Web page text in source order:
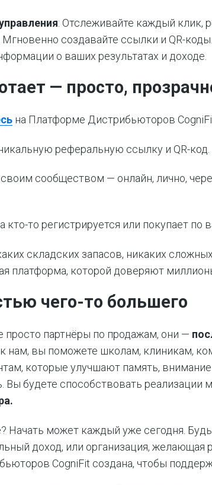
: Отслеживайте каждый клик,
создавайте ссылки и QR-
о ваших результатах и доходе.
— просто,
на Платформе Дистрибьюторов
реферальную ссылку и QR-код.
сообществом — онлайн, лично,
кто-то регистрируется или покупает по
складских запасов, никаких
платформа, которой доверяют
чего-то большего
просто партнёры по продажам, они —
нам, вы поможете школам, клиникам,
которые улучшают память,
Вы будете способствовать реализации
Начать может каждый уже сегодня.
доход, или организация, желающая
CogniFit создана, чтобы